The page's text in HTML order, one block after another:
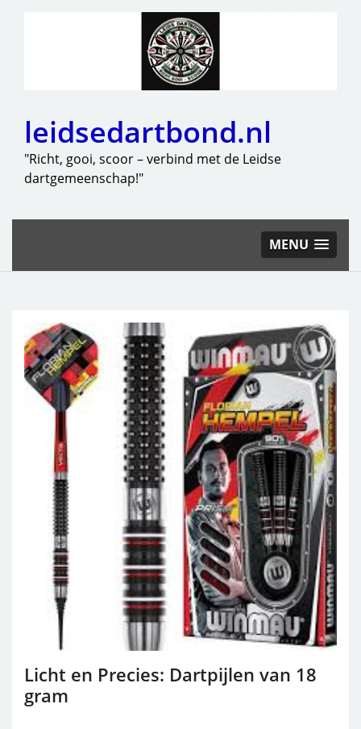
leidsedartbond.nl
"Richt, gooi, scoor – verbind met de Leidse
dartgemeenschap!"
MENU
Licht en Precies: Dartpijlen van 18
gram